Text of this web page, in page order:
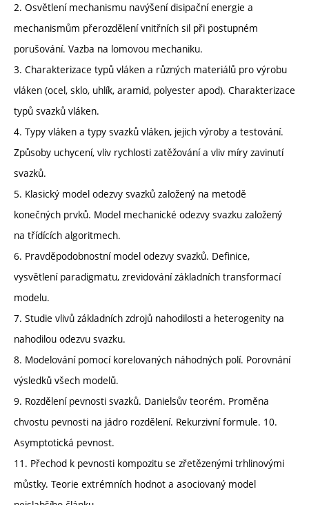
2. Osvětlení mechanismu navýšení disipační energie a
mechanismům přerozdělení vnitřních sil při postupném
porušování. Vazba na lomovou mechaniku.
3. Charakterizace typů vláken a různých materiálů pro výrobu
vláken (ocel, sklo, uhlík, aramid, polyester apod). Charakterizace
typů svazků vláken.
4. Typy vláken a typy svazků vláken, jejich výroby a testování.
Způsoby uchycení, vliv rychlosti zatěžování a vliv míry zavinutí
svazků.
5. Klasický model odezvy svazků založený na metodě
konečných prvků. Model mechanické odezvy svazku založený
na třídících algoritmech.
6. Pravděpodobnostní model odezvy svazků. Definice,
vysvětlení paradigmatu, zrevidování základních transformací
modelu.
7. Studie vlivů základních zdrojů nahodilosti a heterogenity na
nahodilou odezvu svazku.
8. Modelování pomocí korelovaných náhodných polí. Porovnání
výsledků všech modelů.
9. Rozdělení pevnosti svazků. Danielsův teorém. Proměna
chvostu pevnosti na jádro rozdělení. Rekurzivní formule. 10.
Asymptotická pevnost.
11. Přechod k pevnosti kompozitu se zřetězenými trhlinovými
můstky. Teorie extrémních hodnot a asociovaný model